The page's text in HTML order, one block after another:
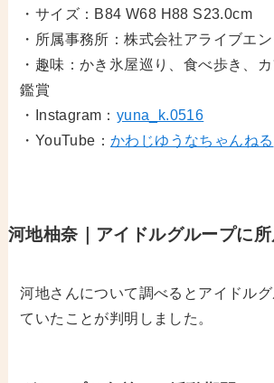
・サイズ：B84 W68 H88 S23.0cm
・所属事務所：株式会社アライブエ
・趣味：かき氷屋巡り、食べ歩き、
鑑賞
・Instagram： yuna_k.0516
・YouTube：かわじゆうなちゃんねる
河地柚奈｜アイドルグループに所
河地さんについて調べるとアイドル
ていたことが判明しました。